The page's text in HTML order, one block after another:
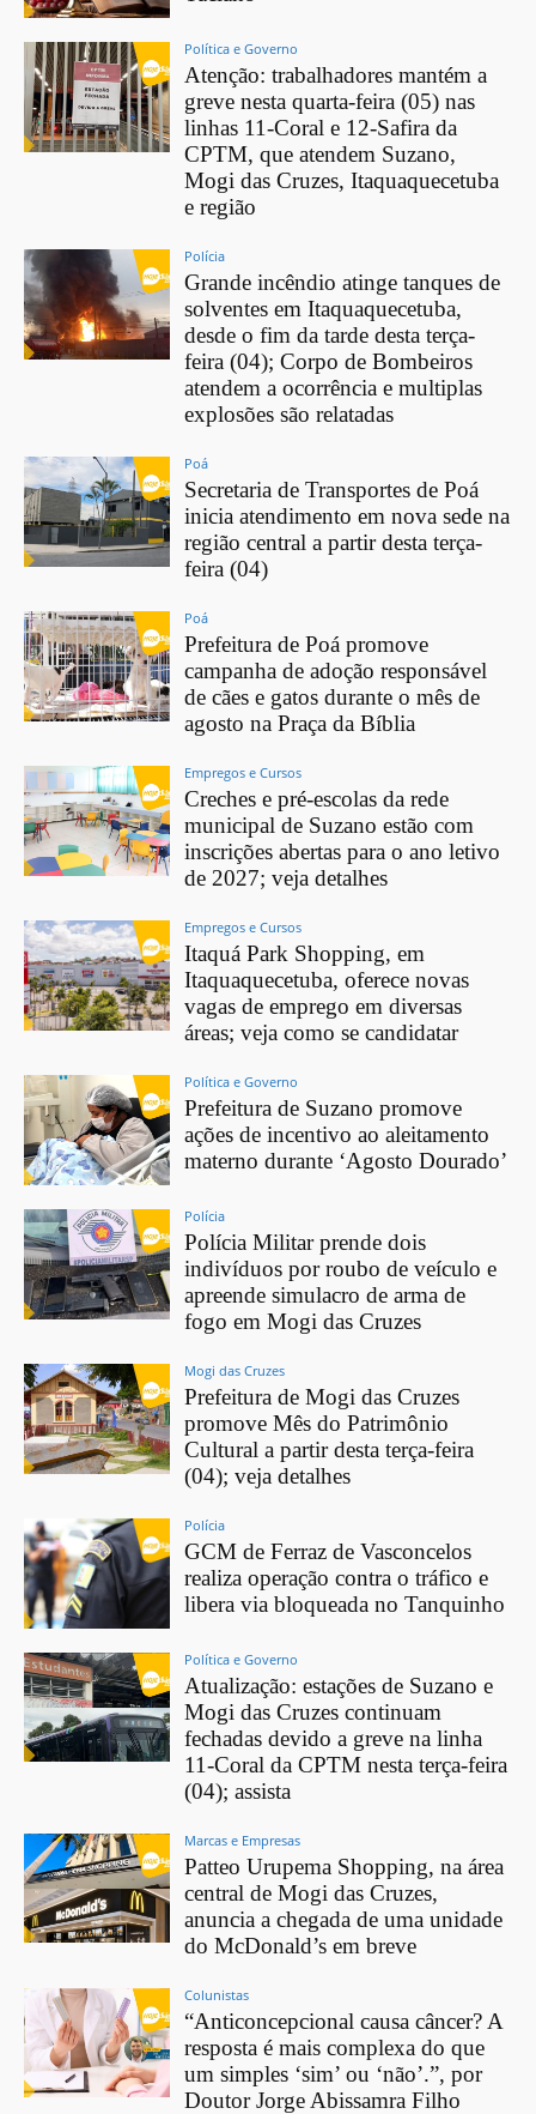
Política e Governo
Atenção: trabalhadores mantém a
greve nesta quarta-feira (05) nas
linhas 11-Coral e 12-Safira da
CPTM, que atendem Suzano,
Mogi das Cruzes, Itaquaquecetuba
e região
Polícia
Grande incêndio atinge tanques de
solventes em Itaquaquecetuba,
desde o fim da tarde desta terça-
feira (04); Corpo de Bombeiros
atendem a ocorrência e multiplas
explosões são relatadas
Poá
Secretaria de Transportes de Poá
inicia atendimento em nova sede na
região central a partir desta terça-
feira (04)
Poá
Prefeitura de Poá promove
campanha de adoção responsável
de cães e gatos durante o mês de
agosto na Praça da Bíblia
Empregos e Cursos
Creches e pré-escolas da rede
municipal de Suzano estão com
inscrições abertas para o ano letivo
de 2027; veja detalhes
Empregos e Cursos
Itaquá Park Shopping, em
Itaquaquecetuba, oferece novas
vagas de emprego em diversas
áreas; veja como se candidatar
Política e Governo
Prefeitura de Suzano promove
ações de incentivo ao aleitamento
materno durante ‘Agosto Dourado’
Polícia
Polícia Militar prende dois
indivíduos por roubo de veículo e
apreende simulacro de arma de
fogo em Mogi das Cruzes
Mogi das Cruzes
Prefeitura de Mogi das Cruzes
promove Mês do Patrimônio
Cultural a partir desta terça-feira
(04); veja detalhes
Polícia
GCM de Ferraz de Vasconcelos
realiza operação contra o tráfico e
libera via bloqueada no Tanquinho
Política e Governo
Atualização: estações de Suzano e
Mogi das Cruzes continuam
fechadas devido a greve na linha
11-Coral da CPTM nesta terça-feira
(04); assista
Marcas e Empresas
Patteo Urupema Shopping, na área
central de Mogi das Cruzes,
anuncia a chegada de uma unidade
do McDonald’s em breve
Colunistas
“Anticoncepcional causa câncer? A
resposta é mais complexa do que
um simples ‘sim’ ou ‘não’.”, por
Doutor Jorge Abissamra Filho